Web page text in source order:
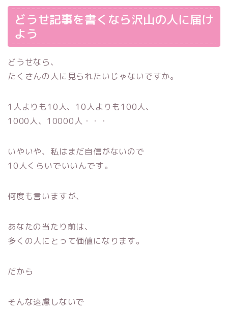
どうせ記事を書くなら沢山の人に届け
よう
どうせなら、
たくさんの人に見られたいじゃないですか。
1人よりも10人、10人よりも100人、
1000人、10000人・・・
いやいや、私はまだ自信がないので
10人くらいでいいんです。
何度も言いますが、
あなたの当たり前は、
多くの人にとって価値になります。
だから
そんな遠慮しないで